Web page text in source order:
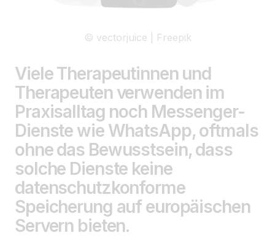
© vectorjuice | Freepik
Viele Therapeutinnen und
Therapeuten verwenden im
Praxisalltag noch Messenger-
Dienste wie WhatsApp, oftmals
ohne das Bewusstsein, dass
solche Dienste keine
datenschutzkonforme
Speicherung auf europäischen
Servern bieten.